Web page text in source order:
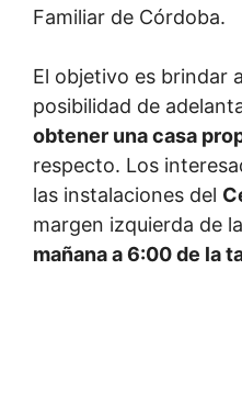
Familiar de Córdoba.
El objetivo es brindar
posibilidad de
obtener una casa
respecto. Los
las instalaciones del
margen izquierda de
mañana a 6:00 de la